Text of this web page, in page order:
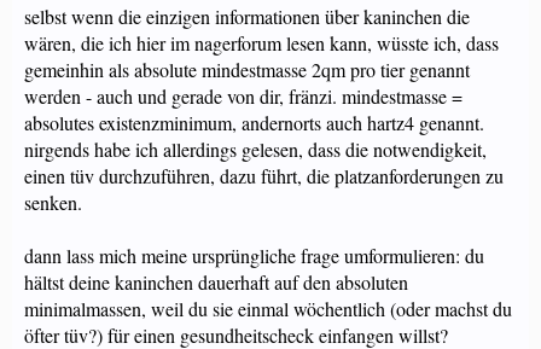
selbst wenn die einzigen informationen über kaninchen die
wären, die ich hier im nagerforum lesen kann, wüsste ich, dass
gemeinhin als absolute mindestmasse 2qm pro tier genannt
werden - auch und gerade von dir, fränzi. mindestmasse =
absolutes existenzminimum, andernorts auch hartz4 genannt.
nirgends habe ich allerdings gelesen, dass die notwendigkeit,
einen tüv durchzuführen, dazu führt, die platzanforderungen zu
senken.
dann lass mich meine ursprüngliche frage umformulieren: du
hältst deine kaninchen dauerhaft auf den absoluten
minimalmassen, weil du sie einmal wöchentlich (oder machst du
öfter tüv?) für einen gesundheitscheck einfangen willst?